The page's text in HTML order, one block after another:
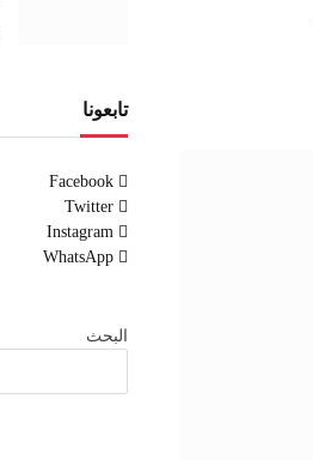
تابعونا
Facebook
Twitter
Instagram
WhatsApp
البحث